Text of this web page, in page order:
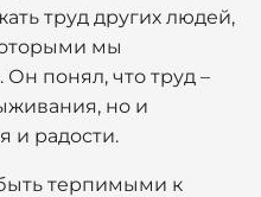
труд других людей,
мы
понял, что труд –
но и
и радости.
терпимыми к